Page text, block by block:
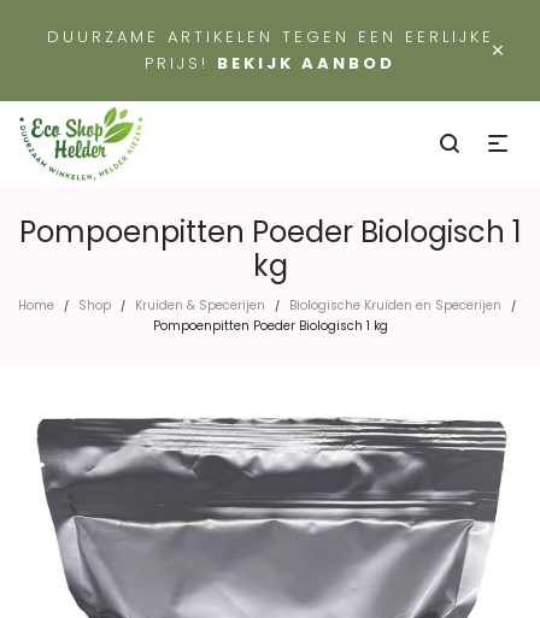
×
DUURZAME ARTIKELEN TEGEN EEN EERLIJKE
PRIJS! BEKIJK AANBOD
Pompoenpitten Poeder Biologisch 1
kg
Home / Shop / Kruiden & Specerijen / Biologische Kruiden en Specerijen /
Pompoenpitten Poeder Biologisch 1 kg